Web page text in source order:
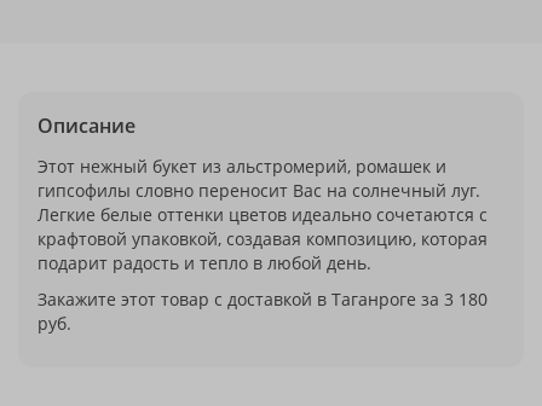
Описание
Этот нежный букет из альстромерий, ромашек и
гипсофилы словно переносит Вас на солнечный луг.
Легкие белые оттенки цветов идеально сочетаются с
крафтовой упаковкой, создавая композицию, которая
подарит радость и тепло в любой день.
Закажите этот товар с доставкой в Таганроге за 3 180
руб.